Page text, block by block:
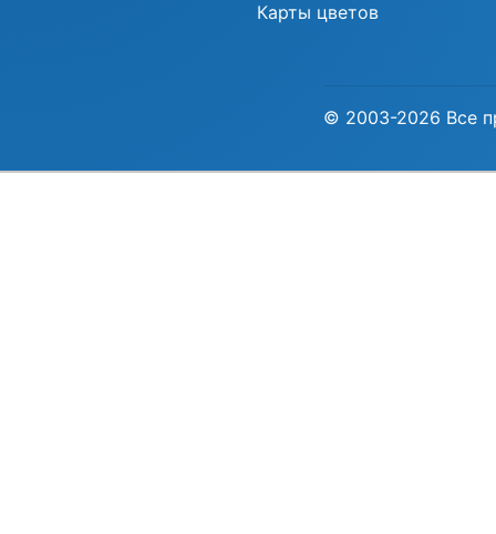
Карты цветов
© 2003-2026 Все